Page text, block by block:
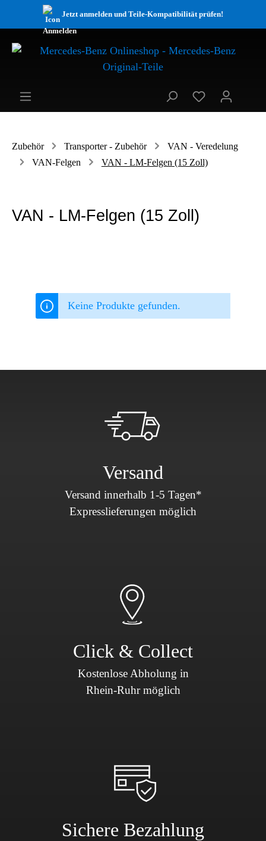
Jetzt anmelden und Teile-Kompatibilität prüfen!
Zubehör Transporter - Zubehör
VAN - Veredelung
VAN-Felgen
VAN - LM-Felgen (15 Zoll)
VAN - LM-Felgen (15 Zoll)
Keine Produkte gefunden.
Versand
Versand innerhalb 1-5 Tagen*
Expresslieferungen möglich
Click & Collect
Kostenlose Abholung in
Rhein-Ruhr möglich
Sichere Bezahlung